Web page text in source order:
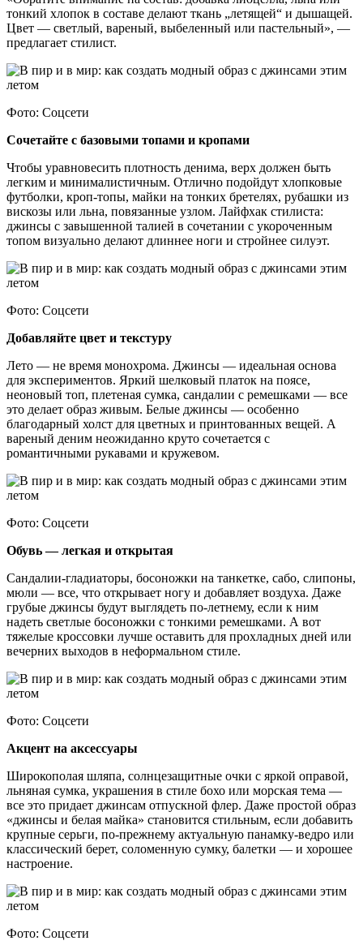
тонкий хлопок в составе делают ткань „летящей“ и дышащей.
Цвет — светлый, вареный, выбеленный или пастельный», —
предлагает стилист.
Фото: Соцсети
Сочетайте с базовыми топами и кропами
Чтобы уравновесить плотность денима, верх должен быть
легким и минималистичным. Отлично подойдут хлопковые
футболки, кроп-топы, майки на тонких бретелях, рубашки из
вискозы или льна, повязанные узлом. Лайфхак стилиста:
джинсы с завышенной талией в сочетании с укороченным
топом визуально делают длиннее ноги и стройнее силуэт.
Фото: Соцсети
Добавляйте цвет и текстуру
Лето — не время монохрома. Джинсы — идеальная основа
для экспериментов. Яркий шелковый платок на поясе,
неоновый топ, плетеная сумка, сандалии с ремешками — все
это делает образ живым. Белые джинсы — особенно
благодарный холст для цветных и принтованных вещей. А
вареный деним неожиданно круто сочетается с
романтичными рукавами и кружевом.
Фото: Соцсети
Обувь — легкая и открытая
Сандалии-гладиаторы, босоножки на танкетке, сабо, слипоны,
мюли — все, что открывает ногу и добавляет воздуха. Даже
грубые джинсы будут выглядеть по-летнему, если к ним
надеть светлые босоножки с тонкими ремешками. А вот
тяжелые кроссовки лучше оставить для прохладных дней или
вечерних выходов в неформальном стиле.
Фото: Соцсети
Акцент на аксессуары
Широкополая шляпа, солнцезащитные очки с яркой оправой,
льняная сумка, украшения в стиле бохо или морская тема —
все это придает джинсам отпускной флер. Даже простой образ
«джинсы и белая майка» становится стильным, если добавить
крупные серьги, по-прежнему актуальную панамку-ведро или
классический берет, соломенную сумку, балетки — и хорошее
настроение.
Фото: Соцсети